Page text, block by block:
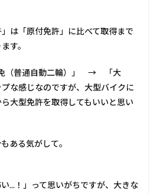
は「原付免許」に比べて取得まで
す。
（普通自動二輪）」 → 「大
な感じなのですが、大型バイクに
大型免許を取得してもいいと思い
ある気がして。
い...！」って思いがちですが、大きな